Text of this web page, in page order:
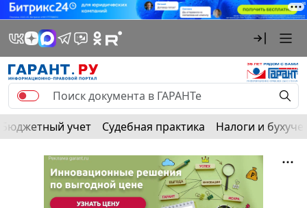
Бюджетный учет Судебная практика Налоги и